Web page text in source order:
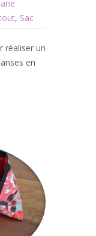
, Sac
réaliser un
en